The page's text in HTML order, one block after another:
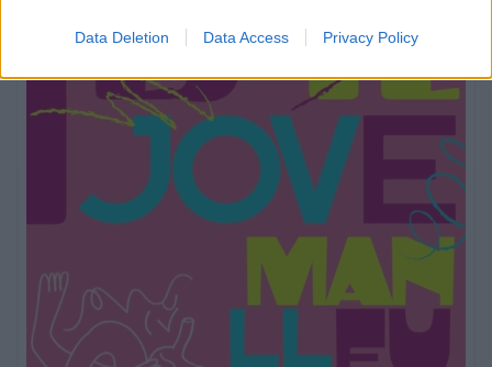
Data Deletion Data Access Privacy Policy